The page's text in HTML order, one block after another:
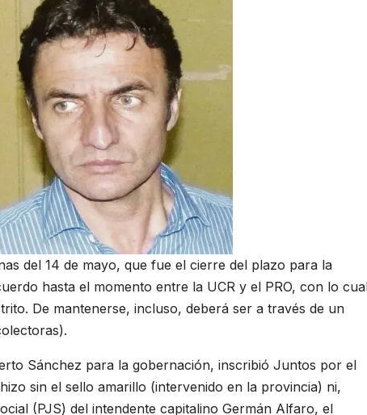
del 14 de mayo, que fue el cierre del plazo para la
hasta el momento entre la UCR y el PRO, con lo
De mantenerse, incluso, deberá ser a través de un
Sánchez para la gobernación, inscribió Juntos por el
sin el sello amarillo (intervenido en la provincia) ni,
(PJS) del intendente capitalino Germán Alfaro, el